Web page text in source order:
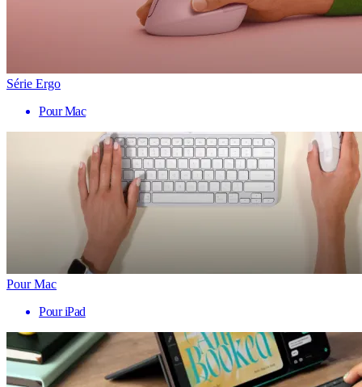
Série Ergo
Pour Mac
Pour Mac
Pour iPad